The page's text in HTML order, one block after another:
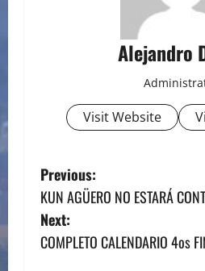
Alejandro
Visit Website
P
o
s
Previous:
KUN AGÜERO NO ESTARÁ
Next:
COMPLETO CALENDARIO 4os